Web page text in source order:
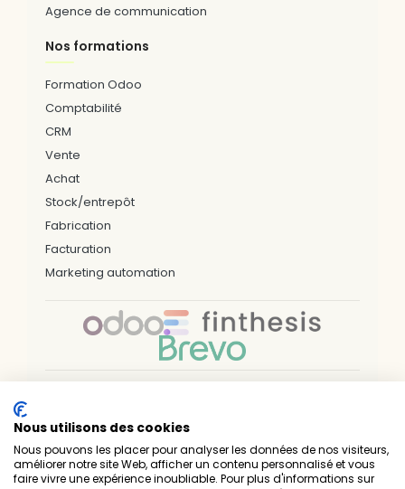
Agence de communication
Nos formations
Formation Odoo
Comptabilité
CRM
Vente
Achat
Stock/entrepôt
Fabrication
Facturation
Marketing automation
LILLE ARRAS DUNKERQUE
SAINT-BRIEUC
LAVAL LUXEMBOURG
Nous utilisons des cookies
Nous pouvons les placer pour analyser les données de nos visiteurs,
améliorer notre site Web, afficher un contenu personnalisé et vous
faire vivre une expérience inoubliable. Pour plus d'informations sur